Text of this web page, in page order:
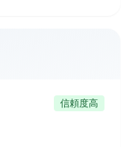
信頼度高